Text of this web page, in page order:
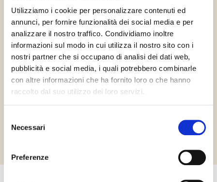
Utilizziamo i cookie per personalizzare contenuti ed
annunci, per fornire funzionalità dei social media e per
analizzare il nostro traffico. Condividiamo inoltre
informazioni sul modo in cui utilizza il nostro sito con i
nostri partner che si occupano di analisi dei dati web,
pubblicità e social media, i quali potrebbero combinarle
con altre informazioni che ha fornito loro o che hanno
raccolto dal suo utilizzo dei loro servizi.
delNecessari
Preferenze
Gluténmentes